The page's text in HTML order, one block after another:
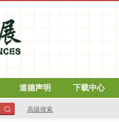
道德声明 下载中心
高级搜索